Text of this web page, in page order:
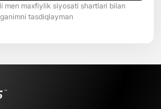
men maxfiylik siyosati shartlari bilan
tasdiqlayman